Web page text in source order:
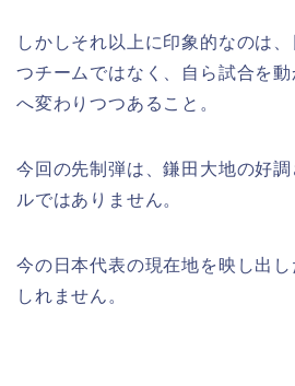
しかしそれ以上に印象的なのは
つチームではなく、自ら試合を
へ変わりつつあること。
今回の先制弾は、鎌田大地の好
ルではありません。
今の日本代表の現在地を映し出
しれません。